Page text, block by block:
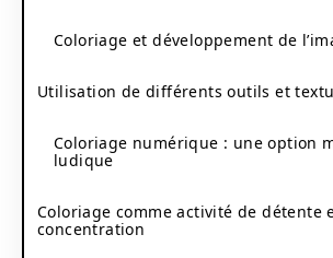
Coloriage et développement de
Utilisation de différents outils et
Coloriage numérique : une option
ludique
Coloriage comme activité de détente
concentration